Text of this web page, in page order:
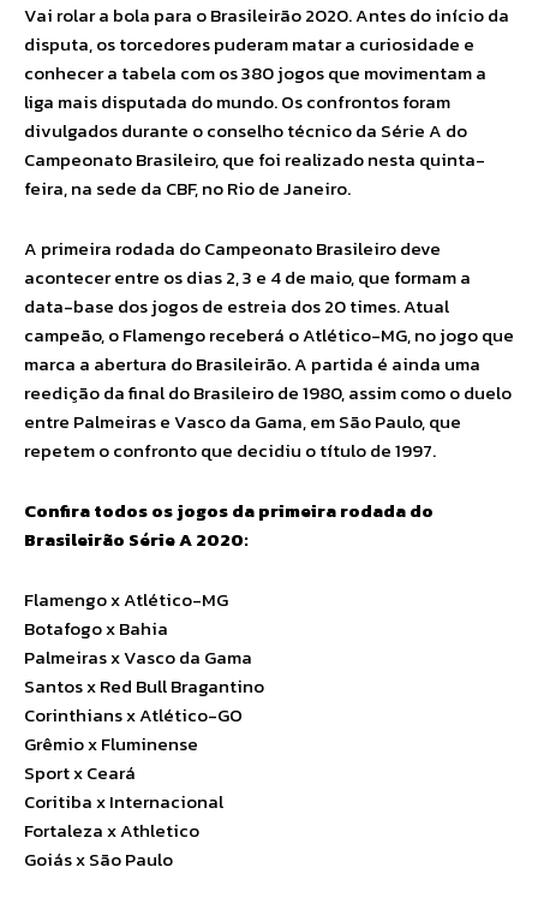
Vai rolar a bola para o Brasileirão 2020. Antes do início da
disputa, os torcedores puderam matar a curiosidade e
conhecer a tabela com os 380 jogos que movimentam a
liga mais disputada do mundo. Os confrontos foram
divulgados durante o conselho técnico da Série A do
Campeonato Brasileiro, que foi realizado nesta quinta-
feira, na sede da CBF, no Rio de Janeiro.
A primeira rodada do Campeonato Brasileiro deve
acontecer entre os dias 2, 3 e 4 de maio, que formam a
data-base dos jogos de estreia dos 20 times. Atual
campeão, o Flamengo receberá o Atlético-MG, no jogo que
marca a abertura do Brasileirão. A partida é ainda uma
reedição da final do Brasileiro de 1980, assim como o duelo
entre Palmeiras e Vasco da Gama, em São Paulo, que
repetem o confronto que decidiu o título de 1997.
Confira todos os jogos da primeira rodada do
Brasileirão Série A 2020:
Flamengo x Atlético-MG
Botafogo x Bahia
Palmeiras x Vasco da Gama
Santos x Red Bull Bragantino
Corinthians x Atlético-GO
Grêmio x Fluminense
Sport x Ceará
Coritiba x Internacional
Fortaleza x Athletico
Goiás x São Paulo